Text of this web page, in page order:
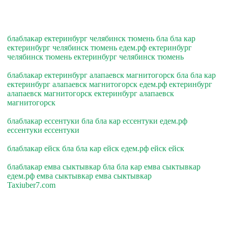
блаблакар ектеринбург челябинск тюмень бла бла кар
ектеринбург челябинск тюмень едем.рф ектеринбург
челябинск тюмень ектеринбург челябинск тюмень
блаблакар ектеринбург алапаевск магнитогорск бла бла кар
ектеринбург алапаевск магнитогорск едем.рф ектеринбург
алапаевск магнитогорск ектеринбург алапаевск
магнитогорск
блаблакар ессентуки бла бла кар ессентуки едем.рф
ессентуки ессентуки
блаблакар ейск бла бла кар ейск едем.рф ейск ейск
блаблакар емва сыктывкар бла бла кар емва сыктывкар
едем.рф емва сыктывкар емва сыктывкар
Taxiuber7.com